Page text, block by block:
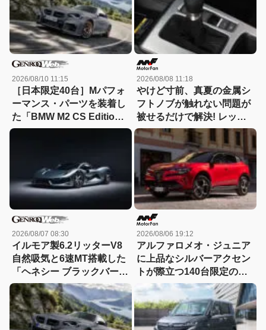
2026/08/10 11:15
［日本限定40台］Mパフォ
ーマンス・パーツを装着し
た「BMW M2 CS Edition
EDGE」が登場
2026/08/08 11:18
やけど寸前、真夏の金属シ
フトノブが触れない問題が
被せるだけで解決! レッツ
ォのシリコンカバーが夏も
冬も快適すぎる! 【CAR
MONO図鑑】
2026/08/07 08:30
イルモア製6.2リッターV8
自然吸気と6速MT搭載した
「ヘネシー ブラックバー
ド」がデビュー【動画】
2026/08/06 19:12
アルファロメオ・ジュニア
に上品なシルバーアクセン
トが際立つ140台限定の
「スポルト スペチアーレ」
が登場！